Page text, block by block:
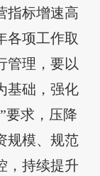
指标增速高
各项工作取
管理，要以
基础，强化
要求，压降
规模、规范
，持续提升